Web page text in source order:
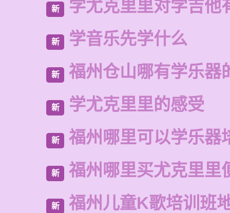
新 学尤克里里对学吉他
新 学音乐先学什么
新 福州仓山哪有学乐器
新 学尤克里里的感受
新 福州哪里可以学乐器
新 福州哪里买尤克里里
新 福州儿童K歌培训班